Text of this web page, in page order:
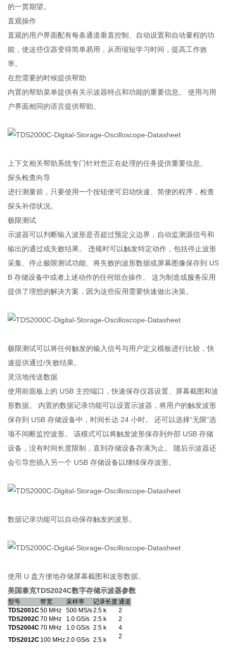
的一贯期望。
直观操作
直观的用户界面配有每条通道垂直控制、自动设置和自动量程的功
能，使这些仪器变得简单易用，从而缩短学习时间，提高工作效
率。
在您需要的时候提供帮助
内置的帮助菜单提供有关示波器特点和功能的重要信息。 使用与用
户界面相同的语言提供帮助。
上下文相关帮助系统专门针对您正在处理的任务提供重要信息。
探头检查向导
进行测量前，只要使用一个按钮便可启动快速、简便的程序，检查
探头补偿状况。
极限测试
示波器可以判断输入波形是否超过预定义边界，自动监测源信号和
输出的通过或失败结果。 违规时可以触发特定动作，包括停止波形
采集、停止极限测试功能、将失败的波形数据或屏幕图像保存到 US
B 存储设备中或者上述动作的任何组合操作。 这为制造或服务应用
提供了理想的解决方案，因为这些应用需要快速做出决策。
极限测试可以将任何触发的输入信号与用户定义模板进行比较，快
速提供通过/失败结果。
灵活地传送数据
使用前面板上的 USB 主控端口，快速保存仪器设置、屏幕截图和波
形数据。 内置的数据记录功能可以设置示波器，将用户的触发波形
保存到 USB 存储设备中，时间长达 24 小时。 还可以选择“无限”选
项不间断监控波形。 该模式可以将触发波形保存到外部 USB 存储
设备，没有时间长度限制，直到存储设备存满为止。 随后示波器还
会引导您插入另一个 USB 存储设备以继续保存波形。
数据记录功能可以自动保存触发的波形。
使用 U 盘方便地存储屏幕截图和波形数据。
美国泰克TDS2024C数字存储示波器参数
型号 带宽 采样率 记录长度通道
TDS2001C50 MHz 500 MS/s2.5 k
2
TDS2002C70 MHz 1.0 GS/s 2.5 k
2
TDS2004C70 MHz 1.0 GS/s 2.5 k
4
TDS2012C 100 MHz2.0 GS/s 2.5 k 2